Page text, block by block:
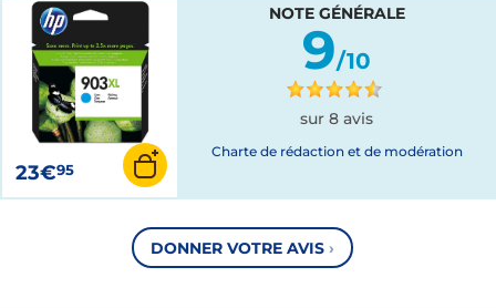
23€95
NOTE GÉNÉRALE
9/10
sur 8 avis
Charte de rédaction et de modération
DONNER VOTRE AVIS ›